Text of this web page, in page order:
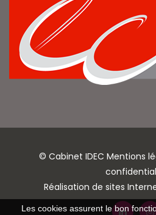
© Cabinet IDEC Mentions
Réalisation de sites
Les cookies assurent le bon